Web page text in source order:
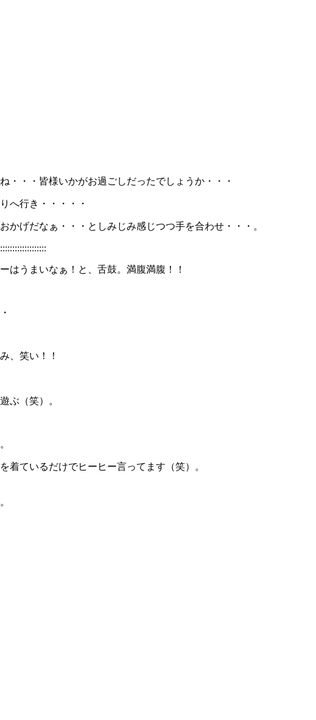
・・・皆様いかがお過ごしだったでしょうか・・・
へ行き・・・・・
かげだなぁ・・・としみじみ感じつつ手を合わせ・・・。
はうまいなぁ！と、舌鼓。満腹満腹！！
、笑い！！
ぶ（笑）。
着ているだけでヒーヒー言ってます（笑）。